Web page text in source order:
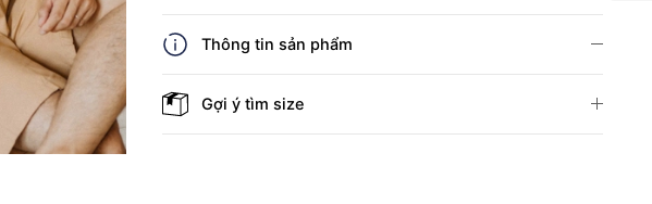
Thông tin sản phẩm
Gợi ý tìm size